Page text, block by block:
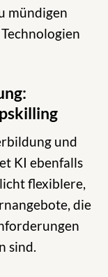
mündigen
und
KI ebenfalls
flexiblere,
die
sind.